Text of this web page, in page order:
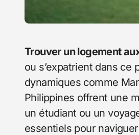
Trouver un logement
ou s’expatrient dans ce
dynamiques comme
Philippines offrent une
un étudiant ou un
essentiels pour